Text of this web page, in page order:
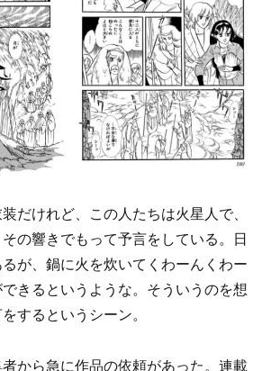
だけれど、この人たちは火星人で、
の響きでもって予言をしている。日
が、鍋に火を炊いてくわーんくわー
きるというような。そういうのを想
するというシーン。
から急に作品の依頼があった。連載